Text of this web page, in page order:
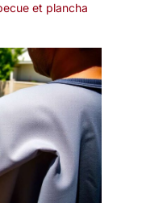
et plancha